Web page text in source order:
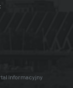
Informacyjny